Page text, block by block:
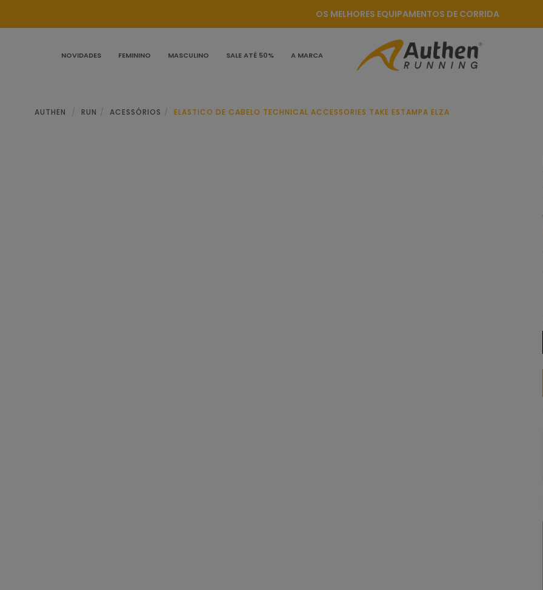
OS MELHORES EQUIPAMENTOS DE CORRIDA
NOVIDADES FEMININO MASCULINO SALE ATÉ 50% A MARCA
AUTHEN RUN ACESSÓRIOS ELASTICO DE CABELO TECHNICAL ACCESSORIES TAKE ESTAMPA ELZA